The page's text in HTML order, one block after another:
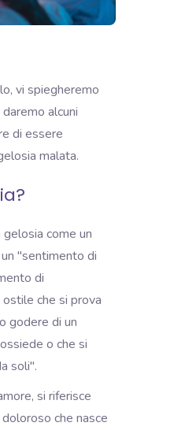
vi spiegheremo
alcuni
di essere
malata.
come un
"sentimento di
di
che si prova
godere di un
o che si
soli".
si riferisce
che nasce